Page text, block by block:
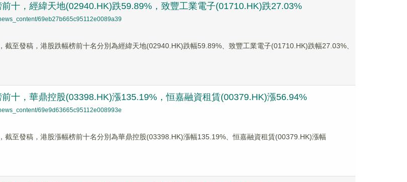
前十，經緯天地(02940.HK)跌59.89%，致豐工業電子(01710.HK)跌27.03%
69eb27b665c95112e0089a39
截至發稿，港股跌幅榜前十名分別為經緯天地(02940.HK)跌幅59.89%、致豐工業電子(01710.HK)跌幅27.03%、
前十，華鼎控股(03398.HK)漲135.19%，恒嘉融資租賃(00379.HK)漲56.94%
69e9d63665c95112e008993e
截至發稿，港股漲幅榜前十名分別為華鼎控股(03398.HK)漲幅135.19%、恒嘉融資租賃(00379.HK)漲幅